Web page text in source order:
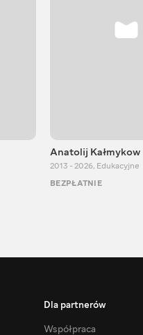
Anatolij Kałmykow
2013 - 2026, Edukacyjne
BEZPŁATNIE
Dla partnerów
Współpraca